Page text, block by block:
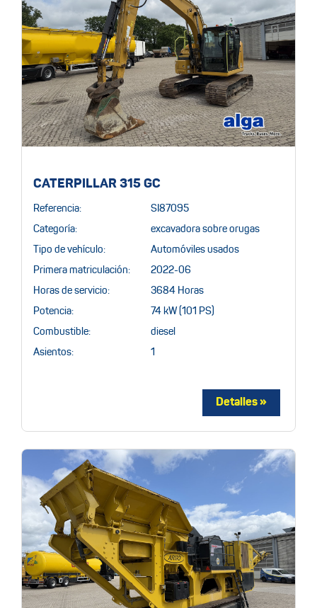
CATERPILLAR 315 GC
Referencia: SI87095
Categoría: excavadora sobre orugas
Tipo de vehículo: Automóviles usados
Primera matriculación: 2022-06
Horas de servicio: 3684 Horas
Potencia: 74 kW (101 PS)
Combustible: diesel
Asientos: 1